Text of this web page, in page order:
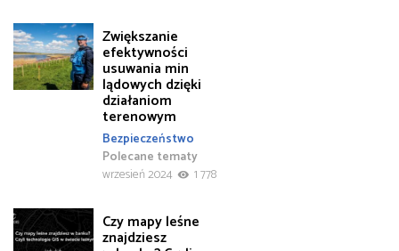
Zwiększanie
efektywności
usuwania min
lądowych dzięki
działaniom
terenowym
Bezpieczeństwo
Polecane tematy
wrzesień 2024
1 778
Czy mapy leśne
znajdziesz